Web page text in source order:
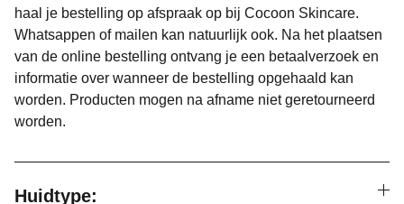
haal je bestelling op afspraak op bij Cocoon Skincare.
Whatsappen of mailen kan natuurlijk ook. Na het plaatsen
van de online bestelling ontvang je een betaalverzoek en
informatie over wanneer de bestelling opgehaald kan
worden. Producten mogen na afname niet geretourneerd
worden.
Huidtype: